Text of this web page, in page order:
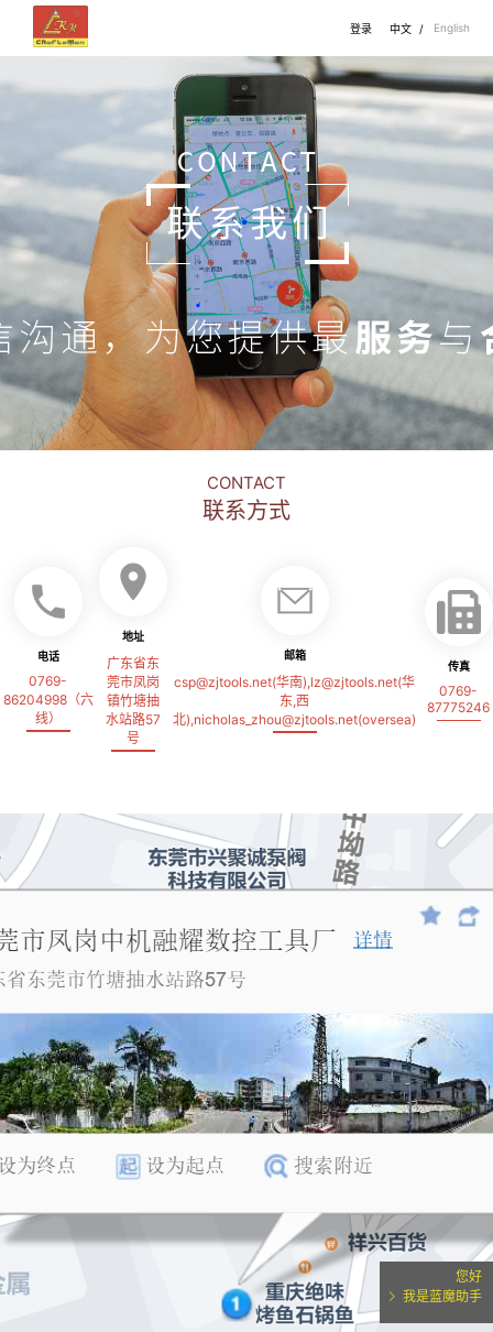
登录 中文 / English
您好
我是蓝魔助手
CONTACT
联系方式
电话
0769-
86204998（六
线）
地址
广东省东
莞市凤岗
镇竹塘抽
水站路57
号
邮箱
csp@zjtools.net(华南),lz@zjtools.net(华
东,西
北),nicholas_zhou@zjtools.net(oversea)
传真
0769-
87775246